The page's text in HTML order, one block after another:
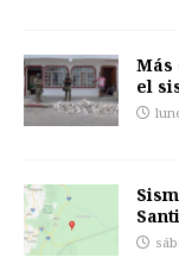
Más
el